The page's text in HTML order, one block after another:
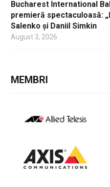
Bucharest International
premieră spectaculoasă:
Salenko și Daniil Simkin
August 3, 2026
MEMBRI